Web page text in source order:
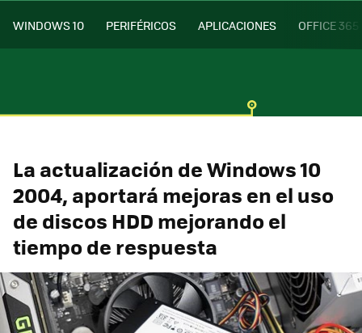
WINDOWS 10 PERIFÉRICOS APLICACIONES OFFICE 365
La actualización de Windows 10
2004, aportará mejoras en el uso
de discos HDD mejorando el
tiempo de respuesta